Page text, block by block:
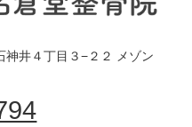
井４丁目３−２２ メゾン